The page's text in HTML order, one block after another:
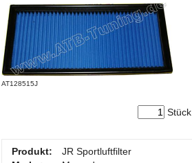
AT128515J
Stück
Produkt:
JR Sportluftfilter